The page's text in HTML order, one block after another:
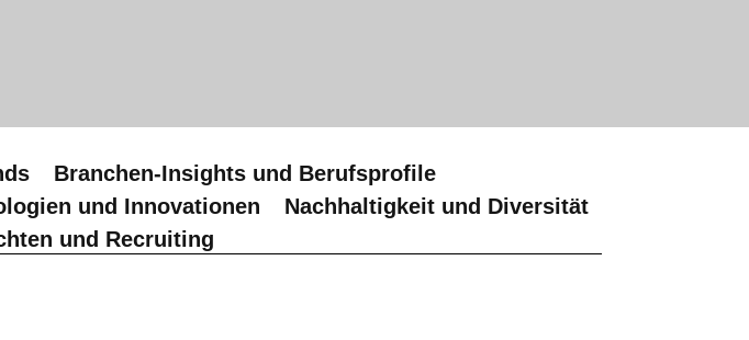
Branchen-Insights und Berufsprofile
und Innovationen
Nachhaltigkeit und Diversität
und Recruiting